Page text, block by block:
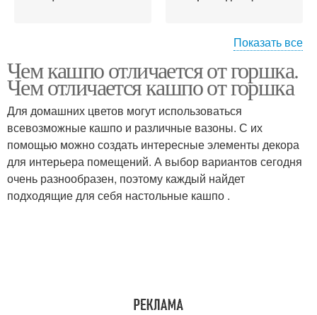
Цветочные горшки
Показать все
Чем кашпо отличается от горшка.
Чем отличается кашпо от горшка
Для домашних цветов могут использоваться
всевозможные кашпо и различные вазоны. С их
помощью можно создать интересные элементы декора
для интерьера помещений. А выбор вариантов сегодня
очень разнообразен, поэтому каждый найдет
подходящие для себя настольные кашпо .